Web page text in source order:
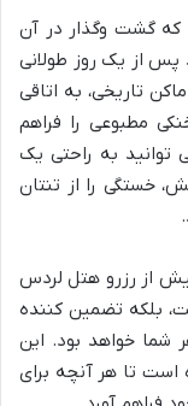
که گشت وگذار در آن
پس از یک روز طولانی
تاریخی، به اتاقی
مطبوعی را فراهم
توانید به راحتی یک
خستگی را از تنتان
از رزرو هتل لردس
بلکه تضمین کننده
خواهد بود. این
است تا هر آنچه برای